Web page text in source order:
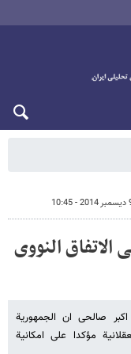
- 10:45
النووی
صالحی ان الجمهوریة
مؤکدا علی امکانیة